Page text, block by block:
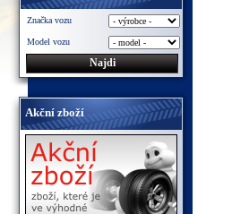
Značka vozu
Model vozu
Akční zboží